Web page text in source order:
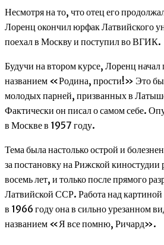
Несмотря на то, что отец его
Лоренц окончил юрфак Латвийского
поехал в Москву и поступил во ВГИК.
Будучи на втором курсе, Лоренц начал
названием «Родина, прости!» Это
молодых парней, призванных в
Фактически он писал о самом себе.
в Москве в 1957 году.
Тема была настолько острой и
за постановку на Рижской киностудии
восемь лет, и только после прямого
Латвийской ССР. Работа над
в 1966 году она в сильно урезанном
названием «Я все помню, Ричард».